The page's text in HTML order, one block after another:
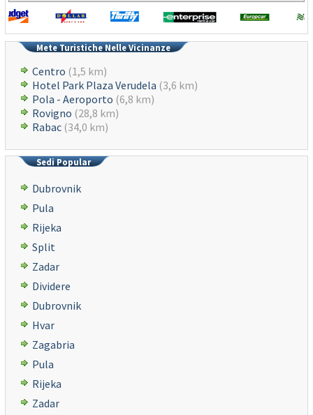
Mete Turistiche Nelle Vicinanze
Centro (1,5 km)
Hotel Park Plaza Verudela (3,6 km)
Pola - Aeroporto (6,8 km)
Rovigno (28,8 km)
Rabac (34,0 km)
Sedi Popular
Dubrovnik
Pula
Rijeka
Split
Zadar
Dividere
Dubrovnik
Hvar
Zagabria
Pula
Rijeka
Zadar